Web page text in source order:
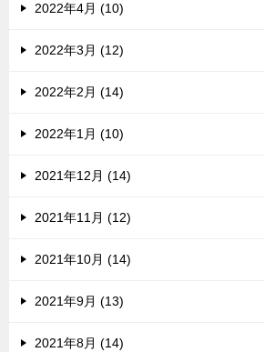
2022年4月 (10)
2022年3月 (12)
2022年2月 (14)
2022年1月 (10)
2021年12月 (14)
2021年11月 (12)
2021年10月 (14)
2021年9月 (13)
2021年8月 (14)